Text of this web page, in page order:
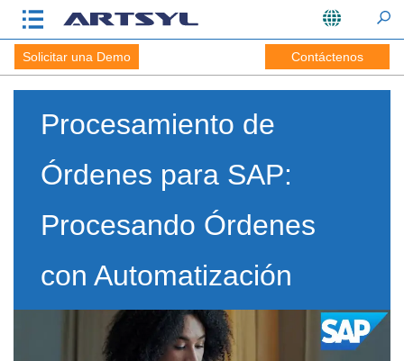
Solicitar una Demo Contáctenos
Procesamiento de
Órdenes para SAP:
Procesando Órdenes
con Automatización